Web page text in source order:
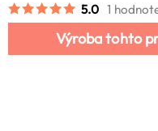
5.0 1
Výroba tohto